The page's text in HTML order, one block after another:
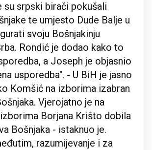
su srpski birači pokušali
te umjesto Dude Balje u
svoju Bošnjakinju
Rondić je dodao kako to
a Joseph je objasnio
usporedba". - U BiH je jasno
Komšić na izborima izabran
Vjerojatno je na
Borjana Krišto dobila
Bošnjaka - istaknuo je.
razumijevanje i za